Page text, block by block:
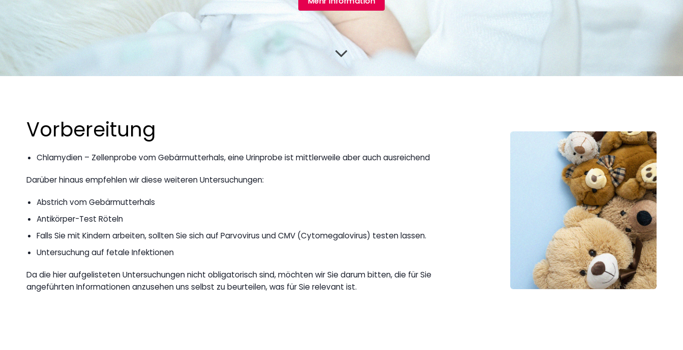
Vorbereitung
Chlamydien – Zellenprobe vom Gebärmutterhals, eine Urinprobe ist mittlerweile aber auch ausreichend
Darüber hinaus empfehlen wir diese weiteren Untersuchungen:
Abstrich vom Gebärmutterhals
Antikörper-Test Röteln
Falls Sie mit Kindern arbeiten, sollten Sie sich auf Parvovirus und CMV (Cytomegalovirus) testen lassen.
Untersuchung auf fetale Infektionen
Da die hier aufgelisteten Untersuchungen nicht obligatorisch sind, möchten wir Sie darum bitten, die für Sie
angeführten Informationen anzusehen uns selbst zu beurteilen, was für Sie relevant ist.